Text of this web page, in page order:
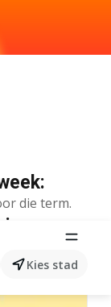
Kies stad
die term.